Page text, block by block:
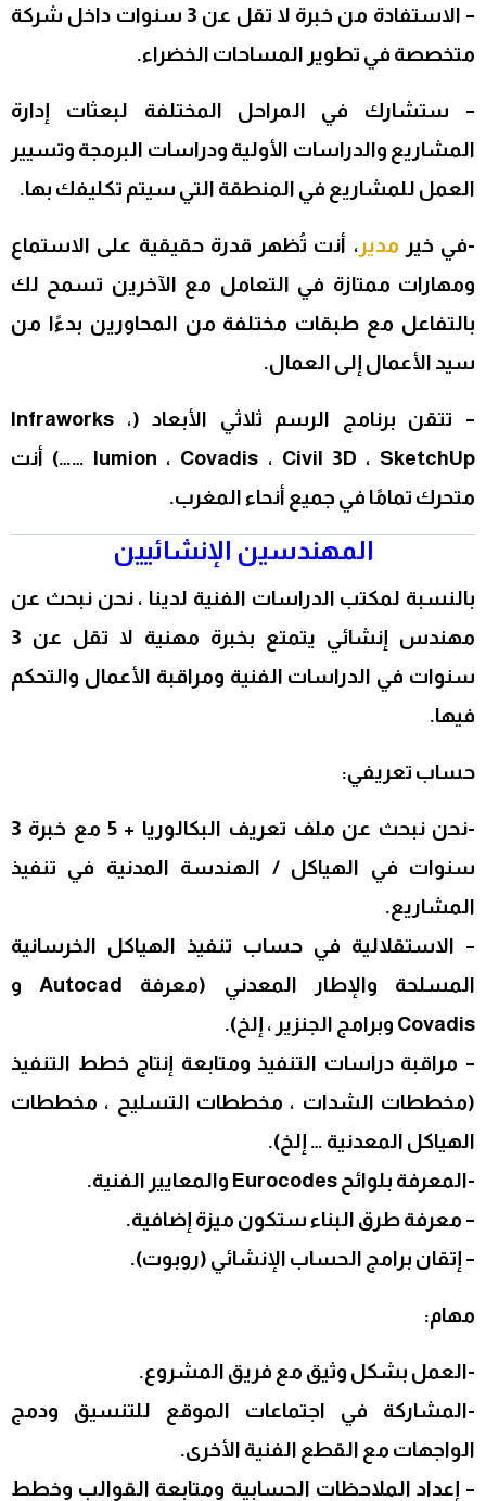
– الاستفادة من خبرة لا تقل عن 3 سنوات داخل شركة
متخصصة في تطوير المساحات الخضراء.
– ستشارك في المراحل المختلفة لبعثات إدارة
المشاريع والدراسات الأولية ودراسات البرمجة وتسيير
العمل للمشاريع في المنطقة التي سيتم تكليفك بها.
-في خير مدير ، أنت تُظهر قدرة حقيقية على الاستماع
ومهارات ممتازة في التعامل مع الآخرين تسمح لك
بالتفاعل مع طبقات مختلفة من المحاورين بدءًا من
سيد الأعمال إلى العمال.
– تتقن برنامج الرسم ثلاثي الأبعاد (Infraworks ،
lumion ، Covadis ، Civil 3D ، SketchUp ……) أنت
متحرك تمامًا في جميع أنحاء المغرب.
المهندسين الإنشائيين
بالنسبة لمكتب الدراسات الفنية لدينا ، نحن نبحث عن
مهندس إنشائي يتمتع بخبرة مهنية لا تقل عن 3
سنوات في الدراسات الفنية ومراقبة الأعمال والتحكم
فيها.
حساب تعريفي:
-نحن نبحث عن ملف تعريف البكالوريا + 5 مع خبرة 3
سنوات في الهياكل / الهندسة المدنية في تنفيذ
المشاريع.
– الاستقلالية في حساب تنفيذ الهياكل الخرسانية
المسلحة والإطار المعدني (معرفة Autocad و
Covadis وبرامج الجنزير ، إلخ).
– مراقبة دراسات التنفيذ ومتابعة إنتاج خطط التنفيذ
(مخططات الشدات ، مخططات التسليح ، مخططات
الهياكل المعدنية … إلخ).
-المعرفة بلوائح Eurocodes والمعايير الفنية.
– معرفة طرق البناء ستكون ميزة إضافية.
– إتقان برامج الحساب الإنشائي (روبوت).
مهام:
-العمل بشكل وثيق مع فريق المشروع.
-المشاركة في اجتماعات الموقع للتنسيق ودمج
الواجهات مع القطع الفنية الأخرى.
– إعداد الملاحظات الحسابية ومتابعة القوالب وخطط